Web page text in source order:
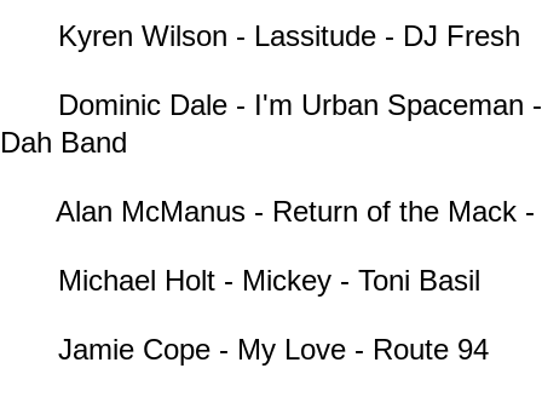
Kyren Wilson - Lassitude - DJ Fresh
Dominic Dale - I'm Urban Spaceman -
Dah Band
Alan McManus - Return of the Mack -
Michael Holt - Mickey - Toni Basil
Jamie Cope - My Love - Route 94